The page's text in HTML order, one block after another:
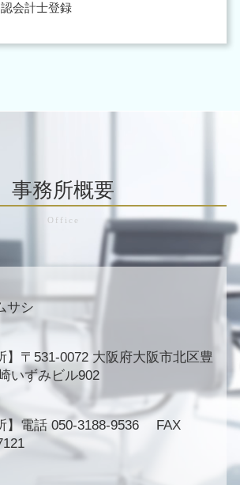
会計士登録
事務所概要
サシ
〒531-0072 大阪府大阪市北区豊
いずみビル902
】電話 050-3188-9536 FAX